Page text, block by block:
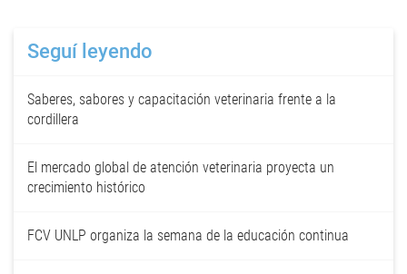
Seguí leyendo
Saberes, sabores y capacitación veterinaria frente a la
cordillera
El mercado global de atención veterinaria proyecta un
crecimiento histórico
FCV UNLP organiza la semana de la educación continua